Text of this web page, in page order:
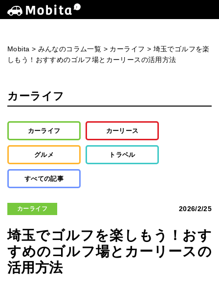
Mobita > みんなのコラム一覧 > カーライフ > 埼玉でゴルフを楽
しもう！おすすめのゴルフ場とカーリースの活用方法
カーライフ
カーライフ カーリース
グルメ トラベル
すべての記事
カーライフ 2026/2/25
埼玉でゴルフを楽しもう！おす
すめのゴルフ場とカーリースの
活用方法